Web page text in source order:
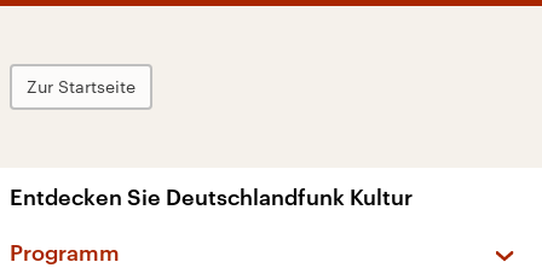
Zur Startseite
Entdecken Sie Deutschlandfunk Kultur
Programm